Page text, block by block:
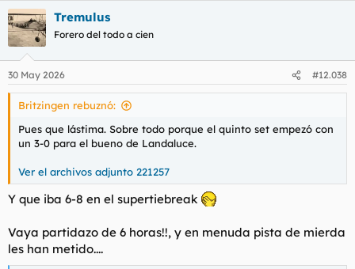
Tremulus
Forero del todo a cien
30 May 2026 #12.038
Britzingen rebuznó:
Pues que lástima. Sobre todo porque el quinto set empezó con
un 3-0 para el bueno de Landaluce.
Ver el archivos adjunto 221257
Y que iba 6-8 en el supertiebreak
Vaya partidazo de 6 horas!!, y en menuda pista de mierda
les han metido....